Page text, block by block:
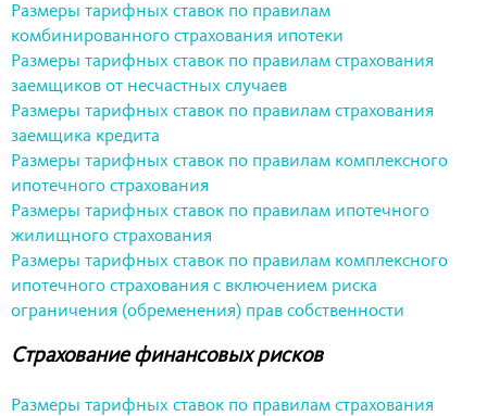
Размеры тарифных ставок по правилам
комбинированного страхования ипотеки
Размеры тарифных ставок по правилам страхования
заемщиков от несчастных случаев
Размеры тарифных ставок по правилам страхования
заемщика кредита
Размеры тарифных ставок по правилам комплексного
ипотечного страхования
Размеры тарифных ставок по правилам ипотечного
жилищного страхования
Размеры тарифных ставок по правилам комплексного
ипотечного страхования с включением риска
ограничения (обременения) прав собственности
Страхование финансовых рисков
Размеры тарифных ставок по правилам страхования